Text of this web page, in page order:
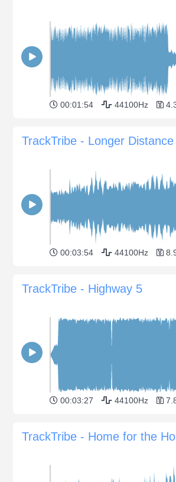
00:01:54 44100Hz
TrackTribe - Longer Distance
00:03:54 44100Hz
TrackTribe - Highway 5
00:03:27 44100Hz
TrackTribe - Home for the